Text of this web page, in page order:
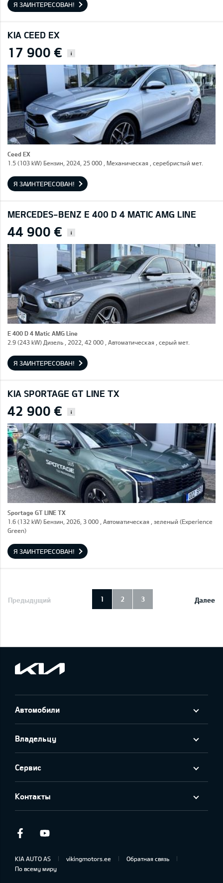
Я ЗАИНТЕРЕСОВАН!
KIA CEED EX
17 900 € i
Ceed EX
1.5 (103 kW) Бензин, 2024, 25 000 , Механическая , серебристый мет.
Я ЗАИНТЕРЕСОВАН!
MERCEDES-BENZ E 400 D 4 MATIC AMG LINE
44 900 € i
E 400 D 4 Matic AMG Line
2.9 (243 kW) Дизель , 2022, 42 000 , Автоматическая , серый мет.
Я ЗАИНТЕРЕСОВАН!
KIA SPORTAGE GT LINE TX
42 900 € i
Sportage GT LINE TX
1.6 (132 kW) Бензин, 2026, 3 000 , Автоматическая , зеленый (Experience
Green)
Я ЗАИНТЕРЕСОВАН!
Предыдущий Далее
1 2 3
Автомобили
Владельцу
Сервис
Контакты
Facebook
KIA AUTO AS vikingmotors.ee
Обратная связь
По всему миру